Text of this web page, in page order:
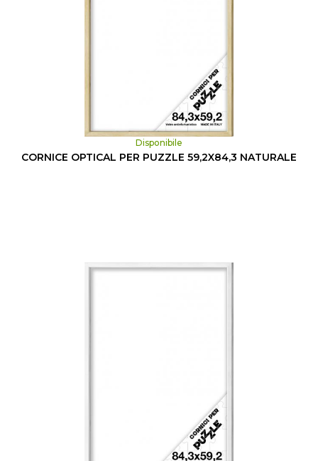
Disponibile
CORNICE OPTICAL PER PUZZLE 59,2X84,3 NATURALE